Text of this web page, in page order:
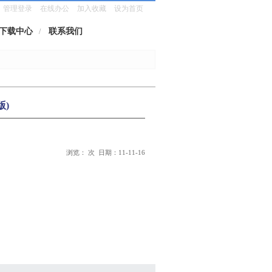
管理登录 在线办公 加入收藏 设为首页
载中心 / 联系我们
)
浏览： 次 日期：11-11-16